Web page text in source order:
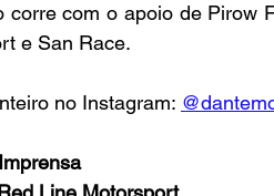
corre com o apoio de Pirow
e San Race.
no Instagram: